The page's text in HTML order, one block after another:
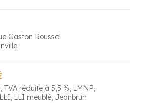
Gaston Roussel
TVA réduite à 5,5 % LMNP
LLI LLI meublé Jeanbrun